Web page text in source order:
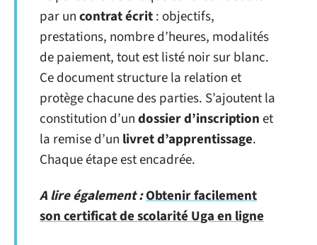
par uncontrat écrit: objectifs,
prestations, nombre d’heures, modalités
de paiement, tout est listé noir sur blanc.
Ce document structure la relation et
protège chacune des parties. S’ajoutent la
constitution d’undossier d’inscriptionet
la remise d’un livret d’apprentissage.
Chaque étape est encadrée.
A lire également :Obtenir facilement
son certificat de scolarité Uga en ligne